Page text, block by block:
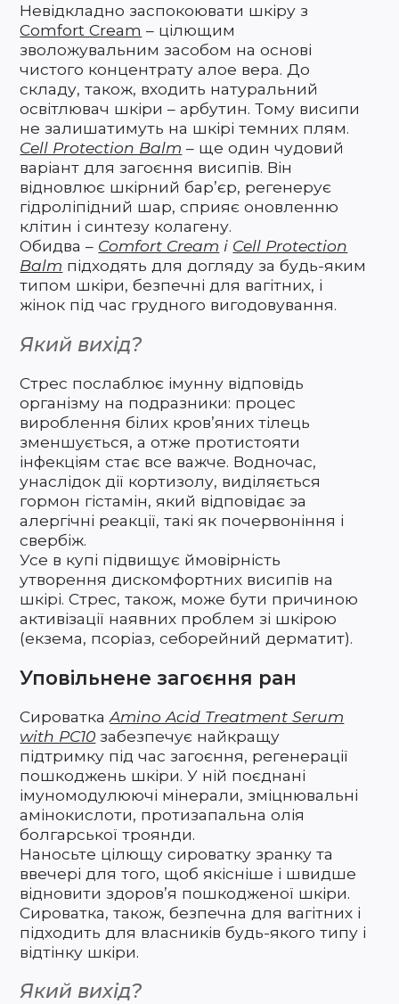
Невідкладно заспокоювати шкіру з
Comfort Cream – цілющим
зволожувальним засобом на основі
чистого концентрату алое вера. До
складу, також, входить натуральний
освітлювач шкіри – арбутин. Тому висипи
не залишатимуть на шкірі темних плям.
Cell Protection Balm – ще один чудовий
варіант для загоєння висипів. Він
відновлює шкірний бар’єр, регенерує
гідроліпідний шар, сприяє оновленню
клітин і синтезу колагену.
Обидва – Comfort Cream і Cell Protection
Balm підходять для догляду за будь-яким
типом шкіри, безпечні для вагітних, і
жінок під час грудного вигодовування.
Який вихід?
Стрес послаблює імунну відповідь
організму на подразники: процес
вироблення білих кров’яних тілець
зменшується, а отже протистояти
інфекціям стає все важче. Водночас,
унаслідок дії кортизолу, виділяється
гормон гістамін, який відповідає за
алергічні реакції, такі як почервоніння і
свербіж.
Усе в купі підвищує ймовірність
утворення дискомфортних висипів на
шкірі. Стрес, також, може бути причиною
активізації наявних проблем зі шкірою
(екзема, псоріаз, себорейний дерматит).
Уповільнене загоєння ран
СироваткаAmino Acid Treatment Serum
with PC10 забезпечує найкращу
підтримку під час загоєння, регенерації
пошкоджень шкіри. У ній поєднані
імуномодулюючі мінерали, зміцнювальні
амінокислоти, протизапальна олія
болгарської троянди.
Наносьте цілющу сироватку зранку та
ввечері для того, щоб якісніше і швидше
відновити здоров’я пошкодженої шкіри.
Сироватка, також, безпечна для вагітних і
підходить для власників будь-якого типу і
відтінку шкіри.
Який вихід?